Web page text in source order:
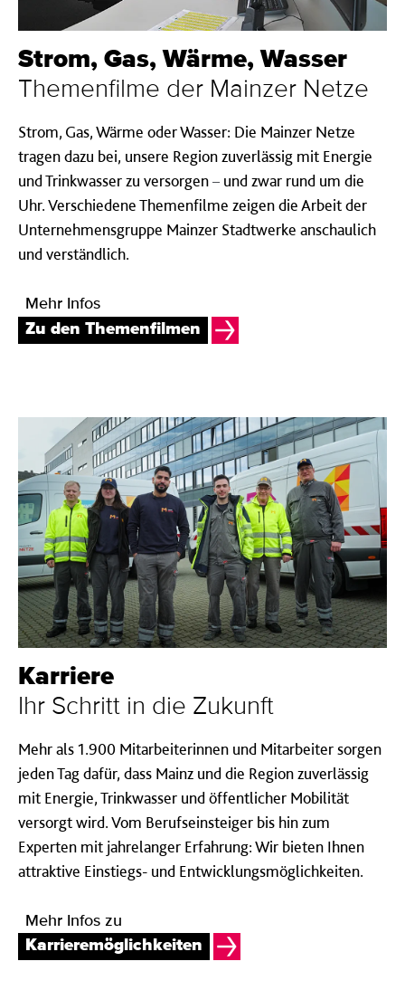
Strom, Gas, Wärme, Wasser
Themenfilme der Mainzer Netze
Strom, Gas, Wärme oder Wasser: Die Mainzer Netze
tragen dazu bei, unsere Region zuverlässig mit Energie
und Trinkwasser zu versorgen– und zwar rund um die
Uhr. Verschiedene Themenfilme zeigen die Arbeit der
Unternehmensgruppe Mainzer Stadtwerke anschaulich
und verständlich.
Mehr Infos
Zu den Themenfilmen
Karriere
Ihr Schritt in die Zukunft
Mehr als 1.900 Mitarbeiterinnen und Mitarbeiter sorgen
jeden Tag dafür, dass Mainz und die Region zuverlässig
mit Energie, Trinkwasser und öffentlicher Mobilität
versorgt wird. Vom Berufseinsteiger bis hin zum
Experten mit jahrelanger Erfahrung: Wir bieten Ihnen
attraktive Einstiegs- und Entwicklungsmöglichkeiten.
Mehr Infos zu
Karrieremöglichkeiten